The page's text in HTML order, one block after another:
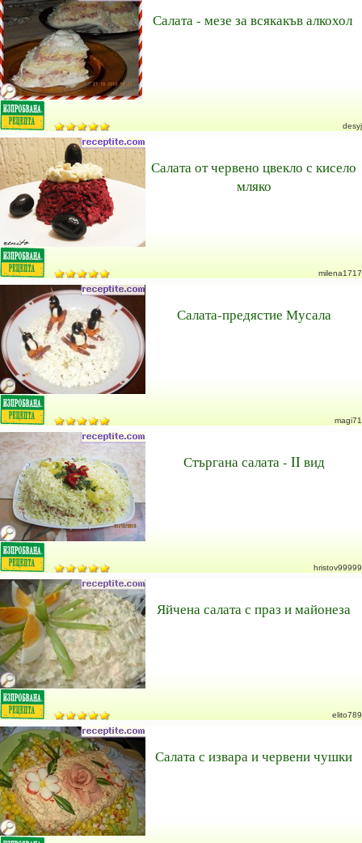
Салата - мезе за всякакъв алкохол
desyj
Салата от червено цвекло с кисело
мляко
milena1717
Салата-предястие Мусала
magi71
Стъргана салата - II вид
hristov99999
Яйчена салата с праз и майонеза
elito789
Салата с извара и червени чушки